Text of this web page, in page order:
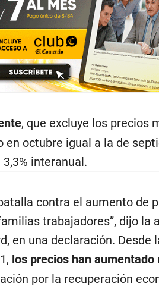
, que excluye los precios
en octubre igual a la de
interanual.
contra el aumento de
trabajadores”, dijo la
en una declaración. Desde
los precios han aumentado
por la recuperación